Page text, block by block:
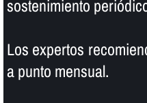
sostenimiento
Los expertos
a punto mensual.